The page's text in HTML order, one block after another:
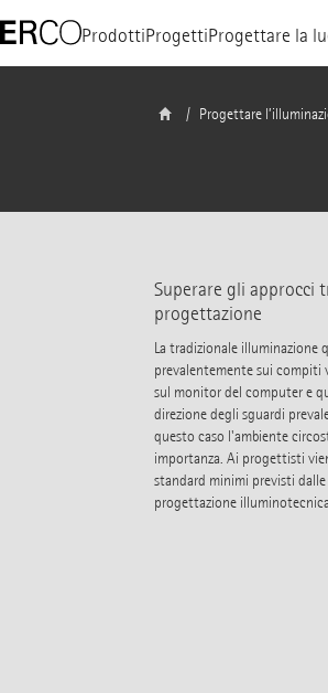
ProdottiProgettiProgettare la
Progettare
Superare gli approcci
progettazione
La tradizionale illuminazione
prevalentemente sui compiti
sul monitor del computer e
direzione degli sguardi
questo caso l'ambiente
importanza. Ai progettisti
standard minimi previsti
progettazione